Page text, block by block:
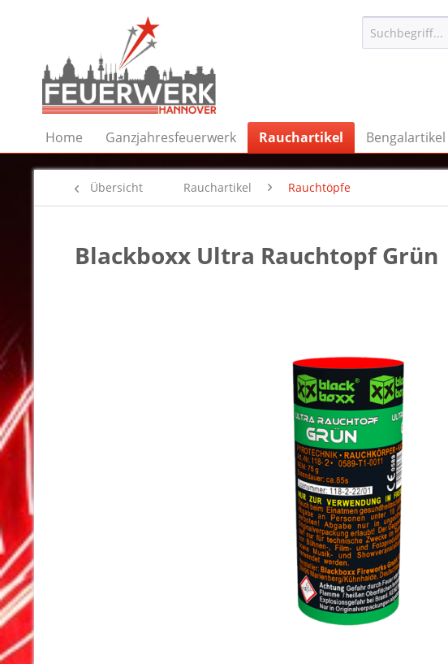
Home Ganzjahresfeuerwerk Rauchartikel Bengalartikel
Übersicht Rauchartikel Rauchtöpfe
Blackboxx Ultra Rauchtopf Grün